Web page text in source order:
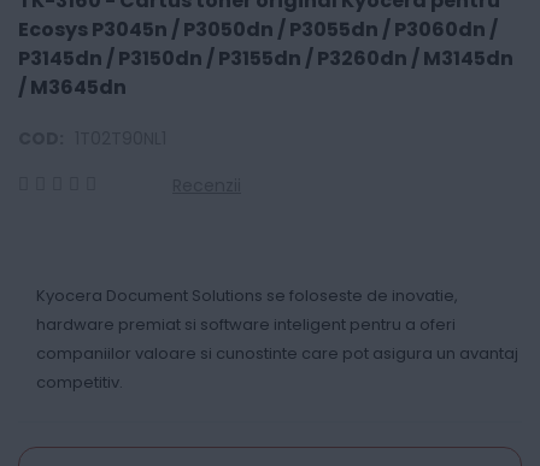
Ecosys P3045n / P3050dn / P3055dn / P3060dn /
P3145dn / P3150dn / P3155dn / P3260dn / M3145dn
/ M3645dn
Kyocera Document Solutions se foloseste de inovatie,
hardware premiat si software inteligent pentru a oferi
companiilor valoare si cunostinte care pot asigura un avantaj
competitiv.